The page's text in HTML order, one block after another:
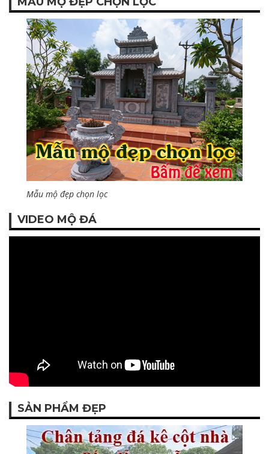
Mẫu mộ đẹp chọn lọc
VIDEO MỘ ĐÁ
SẢN PHẨM ĐẸP